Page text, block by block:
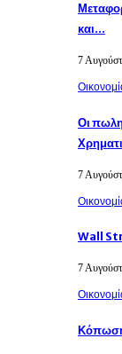
και…
7
Οι
7
Wall
7
Κόπωση